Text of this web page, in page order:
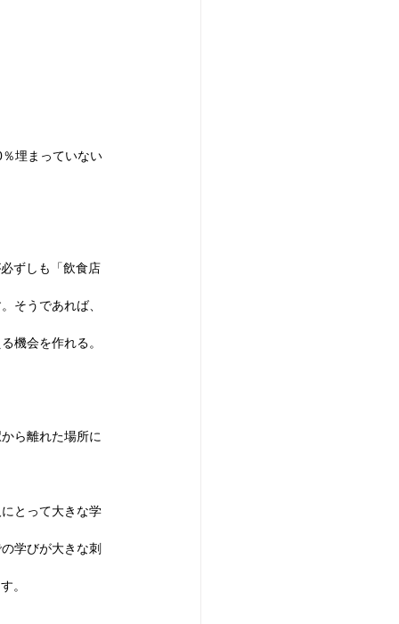
埋まっていない
ずしも「飲食店
そうであれば、
機会を作れる。
ら離れた場所に
とって大きな学
学びが大きな刺
。